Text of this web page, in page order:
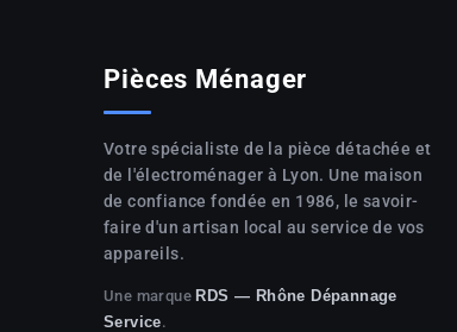
Pièces Ménager
Votre spécialiste de la pièce détachée et
de l'électroménager à Lyon. Une maison
de confiance fondée en 1986, le savoir-
faire d'un artisan local au service de vos
appareils.
Une marque RDS — Rhône Dépannage
Service.